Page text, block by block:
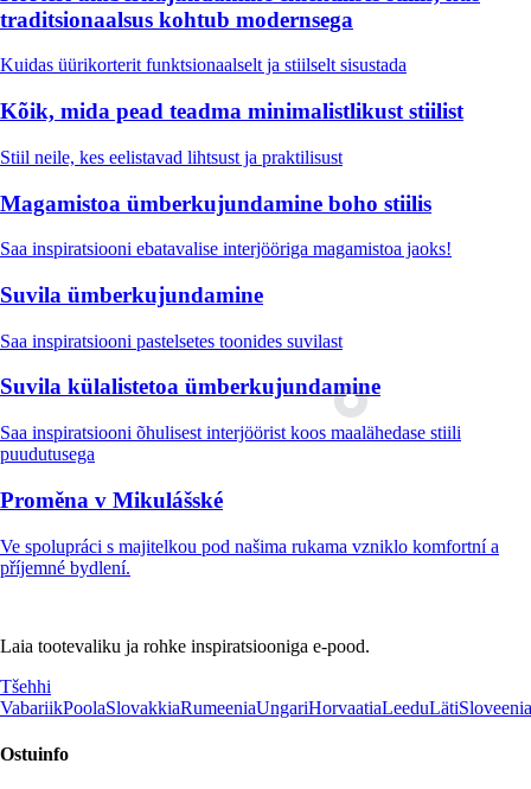
traditsionaalsus kohtub modernsega
Kuidas üürikorterit funktsionaalselt ja stiilselt sisustada
Kõik, mida pead teadma minimalistlikust stiilist
Stiil neile, kes eelistavad lihtsust ja praktilisust
Magamistoa ümberkujundamine boho stiilis
Saa inspiratsiooni ebatavalise interjööriga magamistoa jaoks!
Suvila ümberkujundamine
Saa inspiratsiooni pastelsetes toonides suvilast
Suvila külalistetoa ümberkujundamine
Saa inspiratsiooni õhulisest interjöörist koos maalähedase stiili
puudutusega
Proměna v Mikulášské
Ve spolupráci s majitelkou pod našima rukama vzniklo komfortní a
příjemné bydlení.
Laia tootevaliku ja rohke inspiratsiooniga e-pood.
Tšehhi
VabariikPoolaSlovakkiaRumeeniaUngariHorvaatiaLeeduLätiSloveenia
Ostuinfo